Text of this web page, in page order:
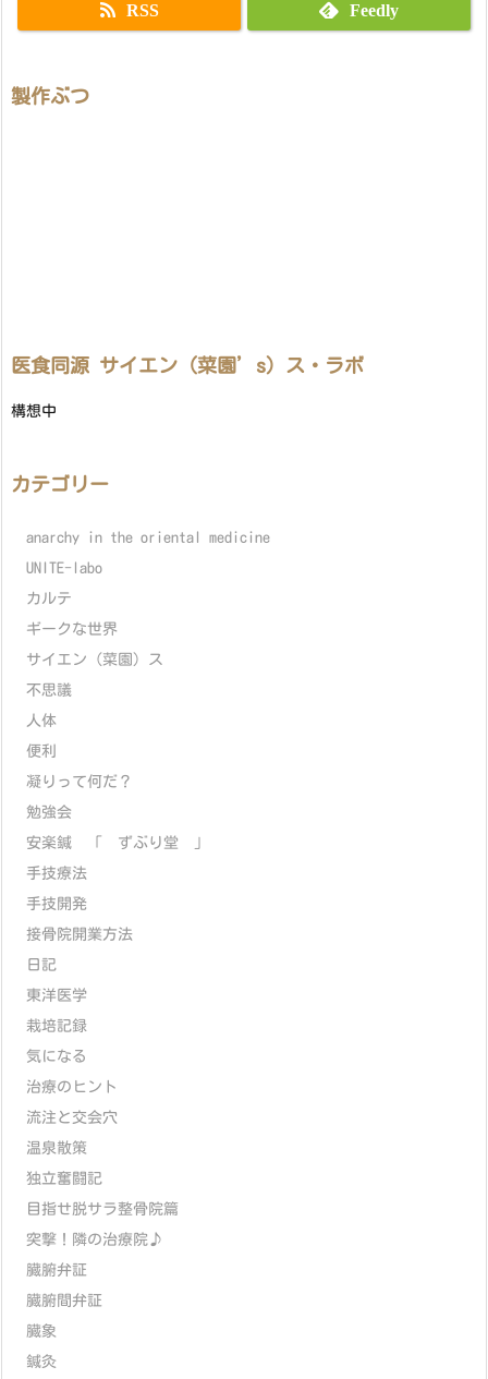
RSS Feedly
製作ぶつ
医食同源 サイエン（菜園’s）ス・ラボ
構想中
カテゴリー
anarchy in the oriental medicine
UNITE-labo
カルテ
ギークな世界
サイエン（菜園）ス
不思議
人体
便利
凝りって何だ？
勉強会
安楽鍼 「 ずぶり堂 」
手技療法
手技開発
接骨院開業方法
日記
東洋医学
栽培記録
気になる
治療のヒント
流注と交会穴
温泉散策
独立奮闘記
目指せ脱サラ整骨院篇
突撃！隣の治療院♪
臓腑弁証
臓腑間弁証
臓象
鍼灸